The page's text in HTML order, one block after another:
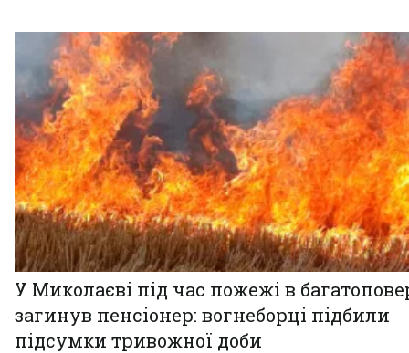
У Миколаєві під час пожежі в
загинув пенсіонер: вогнеборці підбили
підсумки тривожної доби